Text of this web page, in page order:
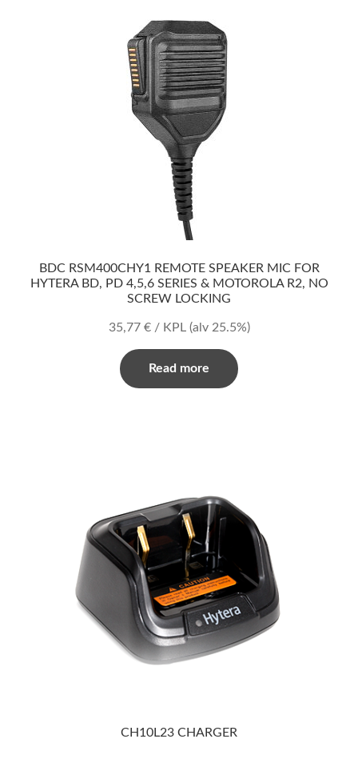
BDC RSM400CHY1 REMOTE SPEAKER MIC FOR
HYTERA BD, PD 4,5,6 SERIES & MOTOROLA R2, NO
SCREW LOCKING
35,77 €/ KPL (alv 25.5%)
Read more
CH10L23 CHARGER